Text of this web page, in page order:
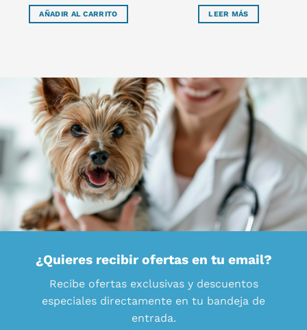
AÑADIR AL CARRITO LEER MÁS
¿Quieres recibir ofertas en tu email?
Recibe ofertas exclusivas y descuentos
especiales directamente en tu bandeja de
entrada.